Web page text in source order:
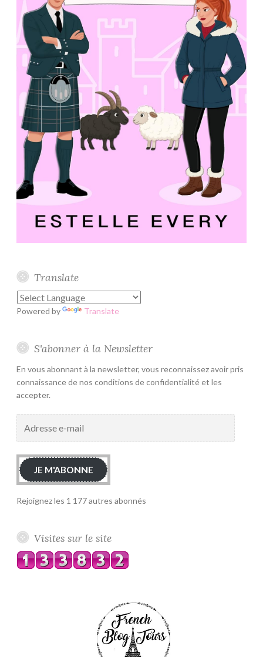
Translate
Powered by Translate
S'abonner à la Newsletter
En vous abonnant à la newsletter, vous reconnaissez avoir pris
connaissance de nos conditions de confidentialité et les
accepter.
mail
JE M'ABONNE
Rejoignez les 1 177 autres abonnés
Visites sur le site